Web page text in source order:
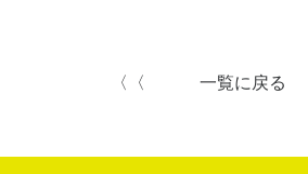
〈〈 一覧に戻る